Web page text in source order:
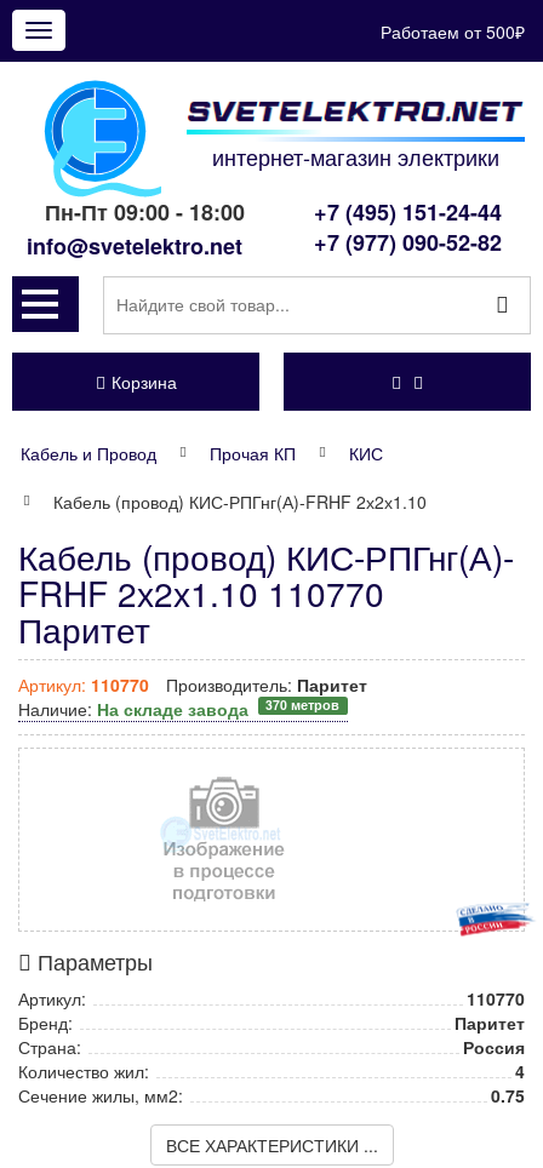
Показать
меню
Работаем от 500₽
интернет-магазин электрики
Пн-Пт 09:00 - 18:00
info@svetelektro.net
+7 (495) 151-24-44
+7 (977) 090-52-82
Корзина
Кабель и Провод Прочая КП
КИС
Кабель (провод) КИС-РПГнг(А)-FRHF 2х2х1.10
Кабель (провод) КИС-РПГнг(А)-
FRHF 2х2х1.10 110770
Паритет
Артикул: 110770 Производитель: Паритет
Наличие: На складе завода 370 метров
Параметры
Артикул:
110770
Бренд:
Паритет
Страна:
Россия
Количество жил:
4
Сечение жилы, мм2:
0.75
ВСЕ ХАРАКТЕРИСТИКИ ...